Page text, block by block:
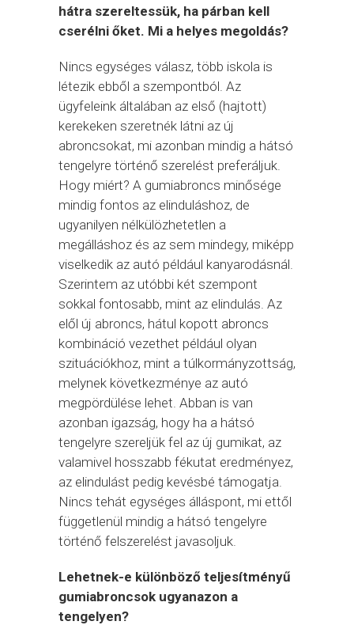
hátra szereltessük, ha párban kell
cserélni őket. Mi a helyes megoldás?
Nincs egységes válasz, több iskola is
létezik ebből a szempontból. Az
ügyfeleink általában az első (hajtott)
kerekeken szeretnék látni az új
abroncsokat, mi azonban mindig a hátsó
tengelyre történő szerelést preferáljuk.
Hogy miért? A gumiabroncs minősége
mindig fontos az elinduláshoz, de
ugyanilyen nélkülözhetetlen a
megálláshoz és az sem mindegy, miképp
viselkedik az autó például kanyarodásnál.
Szerintem az utóbbi két szempont
sokkal fontosabb, mint az elindulás. Az
elől új abroncs, hátul kopott abroncs
kombináció vezethet például olyan
szituációkhoz, mint a túlkormányzottság,
melynek következménye az autó
megpördülése lehet. Abban is van
azonban igazság, hogy ha a hátsó
tengelyre szereljük fel az új gumikat, az
valamivel hosszabb fékutat eredményez,
az elindulást pedig kevésbé támogatja.
Nincs tehát egységes álláspont, mi ettől
függetlenül mindig a hátsó tengelyre
történő felszerelést javasoljuk.
Lehetnek-e különböző teljesítményű
gumiabroncsok ugyanazon a
tengelyen?